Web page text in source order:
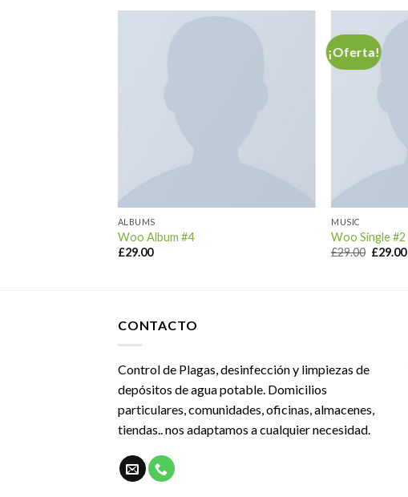
ALBUMS
Woo Album #4
£29.00
¡Oferta!
MUSIC
Woo Single #2
£29.00 £29.00
CONTACTO
Control de Plagas, desinfección y limpiezas de
depósitos de agua potable. Domicilios
particulares, comunidades, oficinas, almacenes,
tiendas.. nos adaptamos a cualquier necesidad.